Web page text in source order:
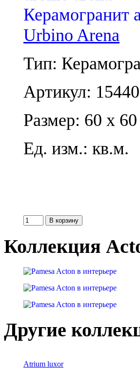
Urbino Arena
Тип:
Артикул:
Размер: 60 x
Ед. изм.: кв.м.
Коллекция
Другие
Atrium luxor